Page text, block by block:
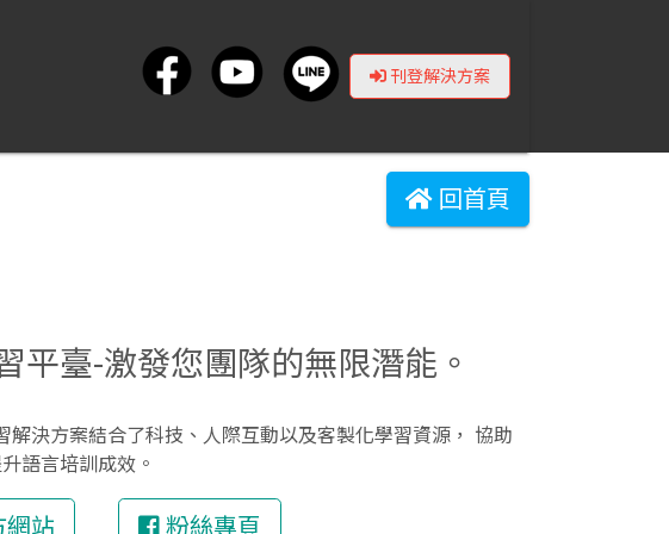
刊登解決方案
回首頁
平臺-激發您團隊的無限潛能。
解決方案結合了科技、人際互動以及客製化學習資源， 協助
語言培訓成效。
網站 粉絲專頁